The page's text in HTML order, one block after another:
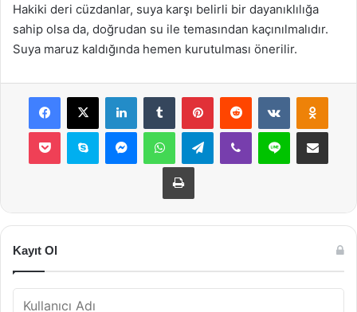
Hakiki deri cüzdanlar, suya karşı belirli bir dayanıklılığa
sahip olsa da, doğrudan su ile temasından kaçınılmalıdır.
Suya maruz kaldığında hemen kurutulması önerilir.
Facebook
X LinkedInTumblr PinterestReddit VKontakte
Pocket Skype MessengerWhatsAppTelegramViber Line E-Posta ile
Yazdır
Kayıt Ol